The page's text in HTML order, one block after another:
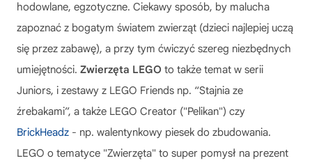
hodowlane, egzotyczne. Ciekawy sposób, by malucha
zapoznać z bogatym światem zwierząt (dzieci najlepiej uczą
się przez zabawę), a przy tym ćwiczyć szereg niezbędnych
umiejętności. Zwierzęta LEGO to także temat w serii
Juniors, i zestawy z LEGO Friends np. “Stajnia ze
źrebakami”, a także LEGO Creator ("Pelikan") czy
BrickHeadz - np. walentynkowy piesek do zbudowania.
LEGO o tematyce "Zwierzęta" to super pomysł na prezent